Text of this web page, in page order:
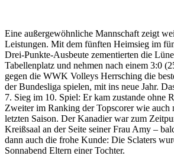
Eine außergewöhnliche Mannschaft zeigt
Leistungen. Mit dem fünften Heimsieg im
Drei-Punkte-Ausbeute zementierten die
Tabellenplatz und nehmen nach einem 3:0
gegen die WWK Volleys Herrsching die
der Bundesliga spielen, mit ins neue Jahr.
7. Sieg im 10. Spiel: Er kam zustande ohne
Zweiter im Ranking der Topscorer wie auch
letzten Saison. Der Kanadier war zum
Kreißsaal an der Seite seiner Frau Amy –
dann auch die frohe Kunde: Die Sclaters
Sonnabend Eltern einer Tochter.